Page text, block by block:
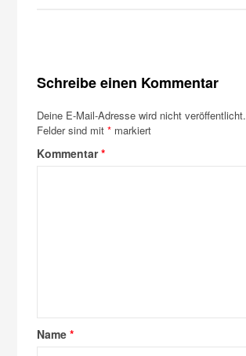
Schreibe einen Kommentar
Deine E-Mail-Adresse wird nicht veröffentlicht.
Felder sind mit* markiert
Kommentar*
Name*